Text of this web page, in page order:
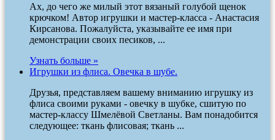
Ах, до чего же милый этот вязаный голубой щенок
крючком! Автор игрушки и мастер-класса - Анастасия
Кирсанова. Пожалуйста, указывайте ее имя при
демонстрации своих песиков, ...
Узнать больше »
Игрушки из флиса. Овечка в шубе.
Друзья, представляем вашему вниманию игрушку из
флиса своими руками - овечку в шубке, сшитую по
мастер-классу Шмелёвой Светланы. Вам понадобится
следующее: ткань флисовая; ткань ...